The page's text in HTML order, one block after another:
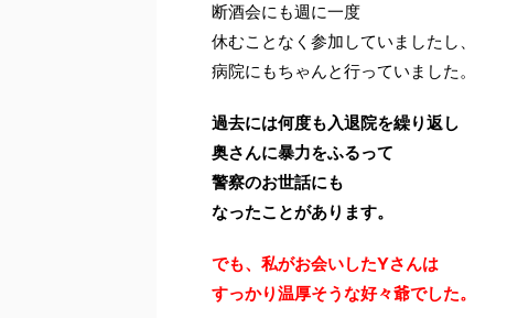
断酒会にも週に一度
休むことなく参加していましたし、
病院にもちゃんと行っていました。
過去には何度も入退院を繰り返し
奥さんに暴力をふるって
警察のお世話にも
なったことがあります。
でも、私がお会いしたYさんは
すっかり温厚そうな好々爺でした。